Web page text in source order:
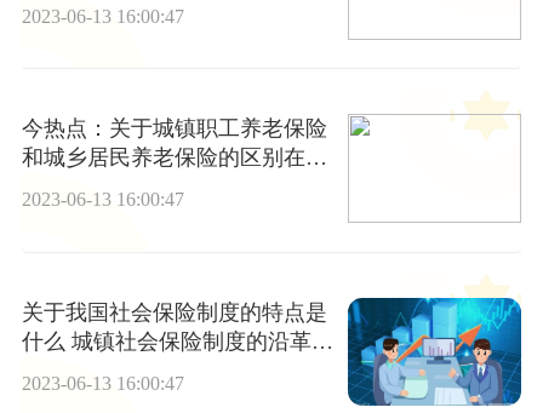
2023-06-13 16:00:47
今热点：关于城镇职工养老保险
和城乡居民养老保险的区别在
哪？
2023-06-13 16:00:47
关于我国社会保险制度的特点是
什么 城镇社会保险制度的沿革有
2023-06-13 16:00:47